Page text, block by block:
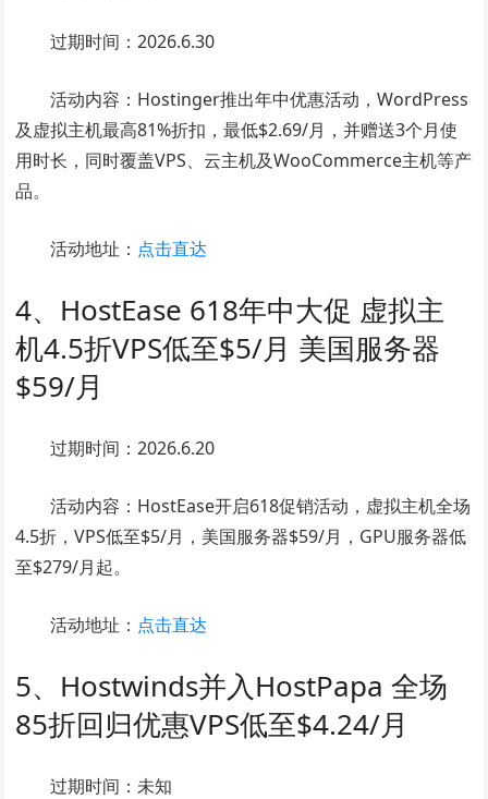
过期时间：2026.6.30
活动内容：Hostinger推出年中优惠活动，WordPress
及虚拟主机最高81%折扣，最低$2.69/月，并赠送3个月使
用时长，同时覆盖VPS、云主机及WooCommerce主机等产
品。
活动地址： 点击直达
4、HostEase 618年中大促 虚拟主
机4.5折VPS低至$5/月 美国服务器
$59/月
过期时间：2026.6.20
活动内容：HostEase开启618促销活动，虚拟主机全场
4.5折，VPS低至$5/月，美国服务器$59/月，GPU服务器低
至$279/月起。
活动地址： 点击直达
5、Hostwinds并入HostPapa 全场
85折回归优惠VPS低至$4.24/月
过期时间：未知